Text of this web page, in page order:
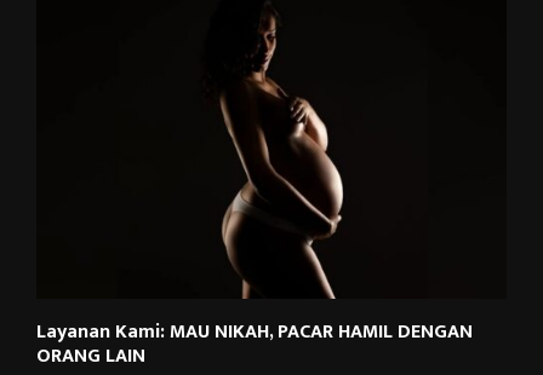
Layanan Kami: MAU NIKAH, PACAR HAMIL DENGAN
ORANG LAIN